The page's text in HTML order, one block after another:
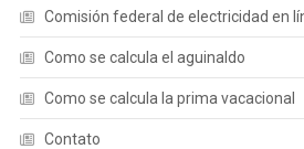
Comisión federal de electricidad en
Como se calcula el aguinaldo
Como se calcula la prima vacacional
Contato